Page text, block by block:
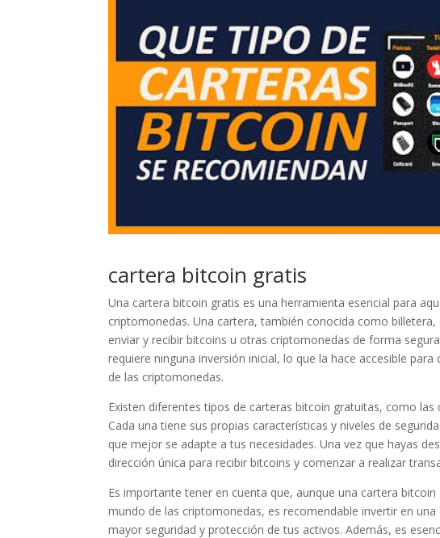
cartera bitcoin gratis
Una cartera bitcoin gratis es una herramienta esencial para
criptomonedas. Una cartera, también conocida como
enviar y recibir bitcoins u otras criptomonedas de forma
requiere ninguna inversión inicial, lo que la hace accesible
de las criptomonedas.
Existen diferentes tipos de carteras bitcoin gratuitas, como
Cada una tiene sus propias características y niveles de
que mejor se adapte a tus necesidades. Una vez que hayas
dirección única para recibir bitcoins y comenzar a realizar
Es importante tener en cuenta que, aunque una cartera
mundo de las criptomonedas, es recomendable invertir en
mayor seguridad y protección de tus activos. Además, es